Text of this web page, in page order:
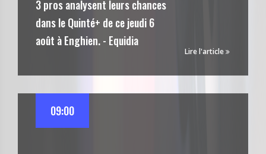
3 pros analysent leurs chances
dans le Quinté+ de ce jeudi 6
août à Enghien. - Equidia
Lire l'article
09:00